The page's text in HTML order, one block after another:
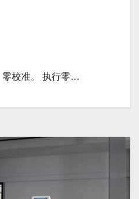
零校准。 执行零…